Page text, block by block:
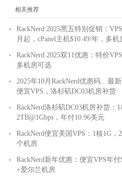
相关推荐
RackNerd 2025黑五特别促销：
月起，cPanel主机$10.49/年，多机
RackNerd 2025双11优惠：特价
多机房可选
2025年10月RackNerd优惠码、最
便宜VPS，洛杉矶DC03机房补货
RackNerd洛杉矶DC03机房补货：1
2TB@1Gbps，年付10.96美元
RackNerd便宜美国VPS：1核1G
个机房
RackNerd新年优惠：便宜VPS年
+爱尔兰机房